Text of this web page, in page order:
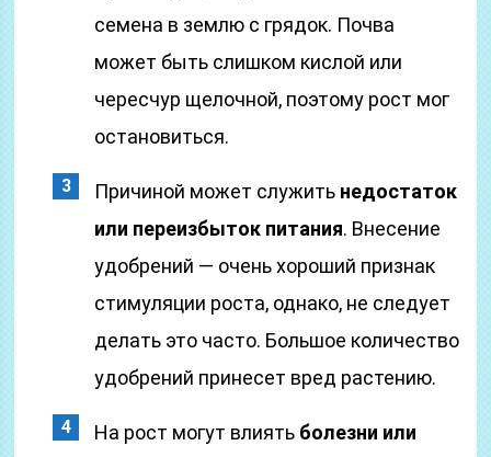
семена в землю с грядок. Почва
может быть слишком кислой или
чересчур щелочной, поэтому рост мог
остановиться.
Причиной может служить недостаток
или переизбыток питания. Внесение
удобрений — очень хороший признак
стимуляции роста, однако, не следует
делать это часто. Большое количество
удобрений принесет вред растению.
На рост могут влиять болезни или